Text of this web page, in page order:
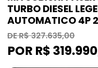
TURBO DIESEL
AUTOMATICO 4P
DE R$ 327.635,00
POR R$